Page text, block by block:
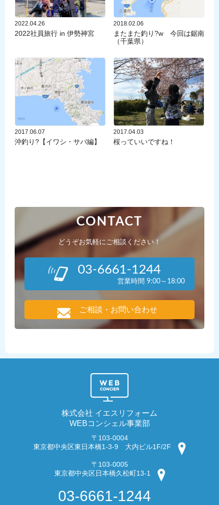
2022.04.26
2022社員旅行 in 伊勢神宮
2018.02.06
またまた釣り?w 今回は鋸南
（千葉県）
2017.06.07
沖釣り?【イワシ・サバ編】
2017.04.03
桜っていいですね！
CONTACT
どうぞお気軽にご相談ください！
03-6661-1244
営業時間 9:00～18:00
ご相談・お問い合わせ
株式会社 イエスリフォーム
WEBコンシェル事業部
〒103-0004
東京都中央区東日本橋1-3-9 大内ビル1F/2F
〒103-0005
東京都中央区日本橋久松町13-1
03-6661-1244